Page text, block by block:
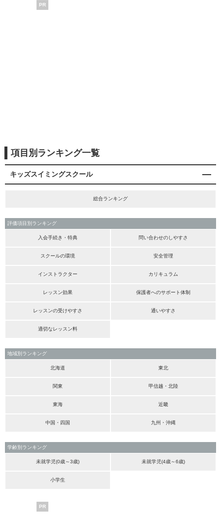
PR
項目別ランキング一覧
キッズスイミングスクール
総合ランキング
評価項目別ランキング
入会手続き・特典 問い合わせのしやすさ
スクールの環境 安全管理
インストラクター カリキュラム
レッスン効果 保護者へのサポート体制
レッスンの受けやすさ 通いやすさ
適切なレッスン料
地域別ランキング
北海道 東北
関東 甲信越・北陸
東海 近畿
中国・四国 九州・沖縄
学齢別ランキング
未就学児(0歳～3歳) 未就学児(4歳～6歳)
小学生
PR